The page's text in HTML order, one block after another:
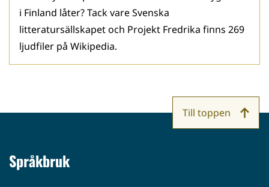
i Finland låter? Tack vare Svenska
litteratursällskapet och Projekt Fredrika finns 269
ljudfiler på Wikipedia.
Språkbruk
Till toppen